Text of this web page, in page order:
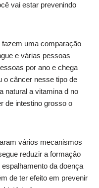
vai estar prevenindo
uma comparação
e várias pessoas
por ano e chega
o câncer nesse tipo de
natural a vitamina d no
de intestino grosso o
vários mecanismos
reduzir a formação
da doença
de ter efeito em prevenir